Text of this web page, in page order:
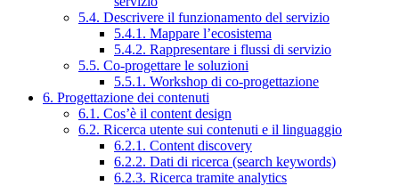
5.4. Descrivere il funzionamento del servizio
5.4.1. Mappare l’ecosistema
5.4.2. Rappresentare i flussi di servizio
5.5. Co-progettare le soluzioni
5.5.1. Workshop di co-progettazione
6. Progettazione dei contenuti
6.1. Cos’è il content design
6.2. Ricerca utente sui contenuti e il linguaggio
6.2.1. Content discovery
6.2.2. Dati di ricerca (search keywords)
6.2.3. Ricerca tramite analytics